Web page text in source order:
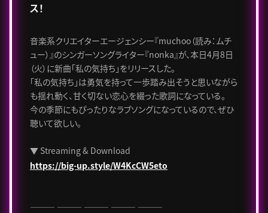
ス！
音楽系クリエイターエージェンシー『muchoo（読み：ムチ
ュー）』のシンガーソングライター『nonka』が、本日4月8日
（火）に新曲「私の気持ち」をリリースした。
「私の気持ち」は勇気を持って一歩踏み出そうと思いながら
も揺れ動く、甘く切ない恋心を綴った歌詞になっている。
今の季節にもぴったりなラブソングになっているので、ぜひ
聴いて欲しい。
▼ Streaming & Download
https://big-up.style/W4KcCW5eto
――― ――― ――― ――― ―――